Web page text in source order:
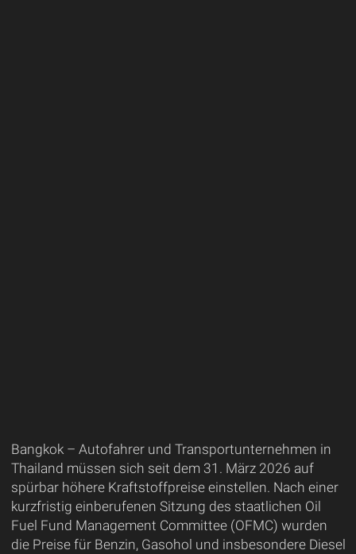
Bangkok – Autofahrer und Transportunternehmen in
Thailand müssen sich seit dem 31. März 2026 auf
spürbar höhere Kraftstoffpreise einstellen. Nach einer
kurzfristig einberufenen Sitzung des staatlichen Oil
Fuel Fund Management Committee (OFMC) wurden
die Preise für Benzin, Gasohol und insbesondere Diesel